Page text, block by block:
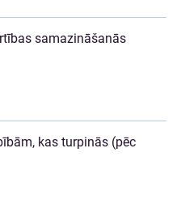
samazināšanās
kas turpinās (pēc